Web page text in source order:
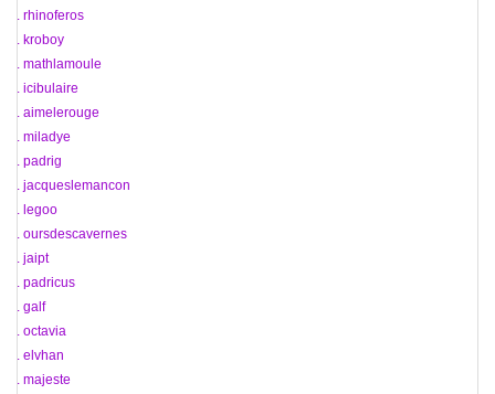
64. rhinoferos
65. kroboy
66. mathlamoule
67. icibulaire
68. aimelerouge
69. miladye
70. padrig
71. jacqueslemancon
72. legoo
73. oursdescavernes
74. jaipt
75. padricus
76. galf
77. octavia
78. elvhan
79. majeste